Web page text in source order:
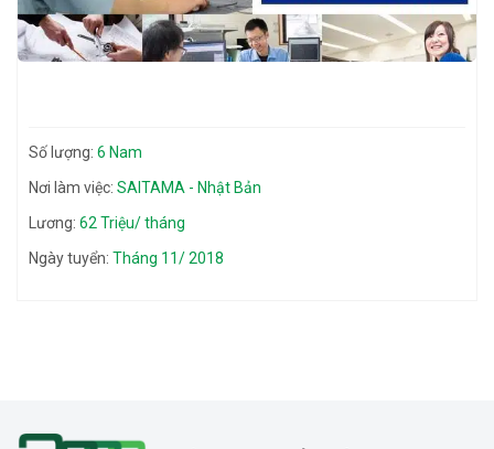
Số lượng: 6 Nam
Nơi làm việc: SAITAMA - Nhật Bản
Lương: 62 Triệu/ tháng
Ngày tuyển: Tháng 11/ 2018